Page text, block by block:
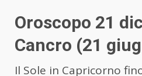
Oroscopo 21
Cancro (21
Il Sole in Capricorno